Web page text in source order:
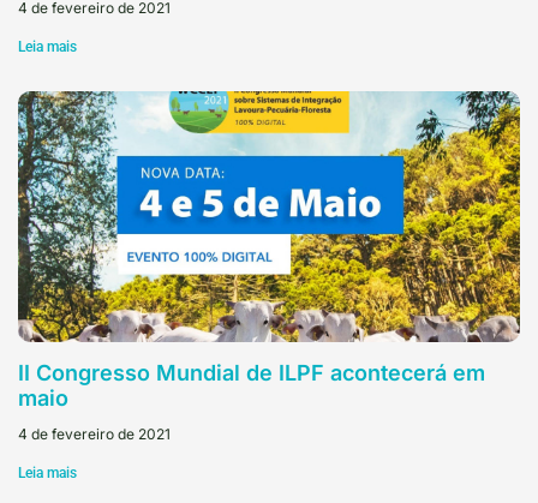
4 de fevereiro de 2021
Leia mais
II Congresso Mundial de ILPF acontecerá em
maio
4 de fevereiro de 2021
Leia mais